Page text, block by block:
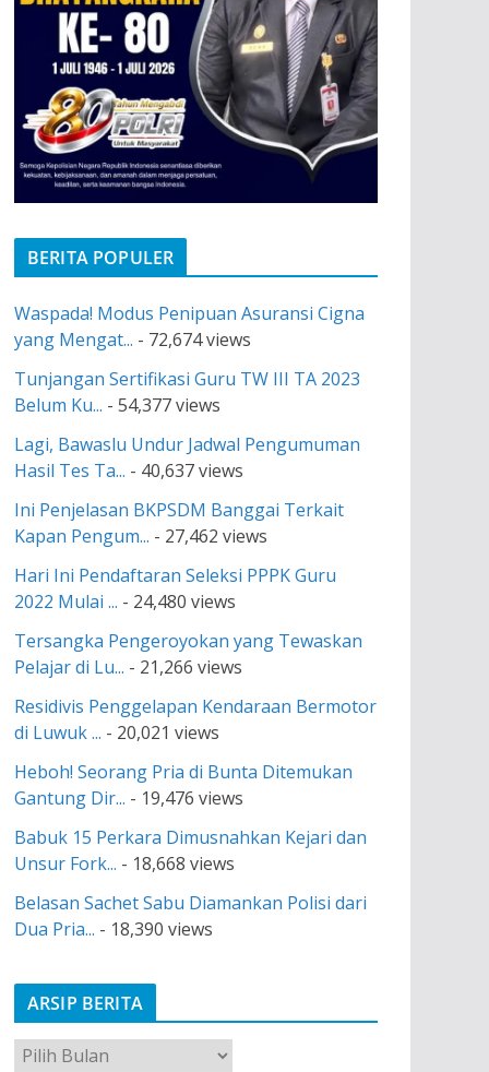
BERITA POPULER
Waspada! Modus Penipuan Asuransi Cigna
yang Mengat... - 72,674 views
Tunjangan Sertifikasi Guru TW III TA 2023
Belum Ku... - 54,377 views
Lagi, Bawaslu Undur Jadwal Pengumuman
Hasil Tes Ta... - 40,637 views
Ini Penjelasan BKPSDM Banggai Terkait
Kapan Pengum... - 27,462 views
Hari Ini Pendaftaran Seleksi PPPK Guru
2022 Mulai ... - 24,480 views
Tersangka Pengeroyokan yang Tewaskan
Pelajar di Lu... - 21,266 views
Residivis Penggelapan Kendaraan Bermotor
di Luwuk ... - 20,021 views
Heboh! Seorang Pria di Bunta Ditemukan
Gantung Dir... - 19,476 views
Babuk 15 Perkara Dimusnahkan Kejari dan
Unsur Fork... - 18,668 views
Belasan Sachet Sabu Diamankan Polisi dari
Dua Pria... - 18,390 views
ARSIP BERITA
A